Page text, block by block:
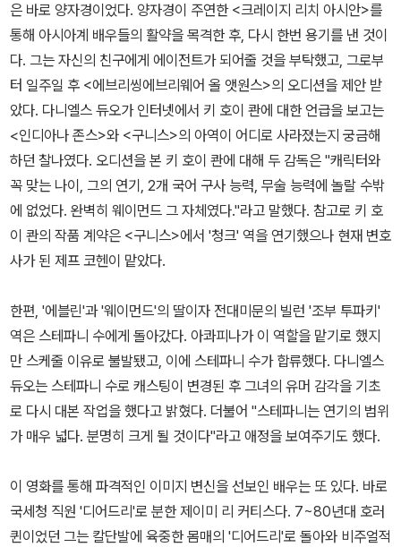
은 바로 양자경이었다. 양자경이 주연한 <크레이지 리치 아시안>를
통해 아시아계 배우들의 활약을 목격한 후, 다시 한번 용기를 낸 것이
다. 그는 자신의 친구에게 에이전트가 되어줄 것을 부탁했고, 그로부
터 일주일 후 <에브리씽에브리웨어 올 앳원스>의 오디션을 제안 받
았다. 다니엘스 듀오가 인터넷에서 키 호이 콴에 대한 언급을 보고는
<인디아나 존스>와 <구니스>의 아역이 어디로 사라졌는지 궁금해
하던 찰나였다. 오디션을 본 키 호이 콴에 대해 두 감독은 "캐릭터와
꼭 맞는 나이, 그의 연기, 2개 국어 구사 능력, 무술 능력에 놀랄 수밖
에 없었다. 완벽히 웨이먼드 그 자체였다."라고 말했다. 참고로 키 호
이 콴의 작품 계약은 <구니스>에서 '청크' 역을 연기했으나 현재 변호
사가 된 제프 코헨이 맡았다.
한편, '에블린'과 '웨이먼드'의 딸이자 전대미문의 빌런 '조부 투파키'
역은 스테파니 수에게 돌아갔다. 아콰피나가 이 역할을 맡기로 했지
만 스케줄 이유로 불발됐고, 이에 스테파니 수가 합류했다. 다니엘스
듀오는 스테파니 수로 캐스팅이 변경된 후 그녀의 유머 감각을 기초
로 다시 대본 작업을 했다고 밝혔다. 더불어 "스테파니는 연기의 범위
가 매우 넓다. 분명히 크게 될 것이다"라고 애정을 보여주기도 했다.
이 영화를 통해 파격적인 이미지 변신을 선보인 배우는 또 있다. 바로
국세청 직원 '디어드리'로 분한 제이미 리 커티스다. 7~80년대 호러
퀸이었던 그는 칼단발에 육중한 몸매의 '디어드리'로 돌아와 비주얼적